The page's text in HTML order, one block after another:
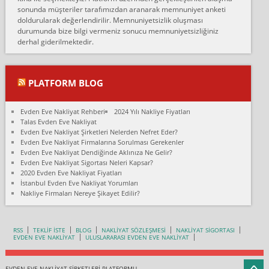
fiyatın mazoto gele...
Fatih kokmese:
Diyarbakır dan eşyamı getirtmek için anlaştım sözleşme yaptım.
Son anda fiyat artırdılar.. mecburiyetten tasittim.. bu kişiler ağrılı
Ali:
olduk. Asansörlü dediler sonra uraya asansör kurulmaz dediler
fark istediler. ortada asa...
Nimet:
Ben 2021 Ağustos ilk haftası Evimi taşıdım yani İstanbul'un bir
Mahallesi'nden bir başka Mahallesi'ne yani Ümraniye bölgesinde
oturuyorum önceleri ara...
Nimet Köse:
Merhaba ben 2021 Ağustos ilk haftası evimi Ümraniye'den Çok
Karabükden İzmir'e Karabük kardem naklyat la taşındım bir çok
sonunda müşteriler tarafımızdan aranarak memnuniyet anketi
doldurularak değerlendirilir. Memnuniyetsizlik oluşması
durumunda bize bilgi vermeniz sonucu memnuniyetsizliğiniz
derhal giderilmektedir.
PLATFORM BLOG
Evden Eve Nakliyat Rehberi
2024 Yılı Nakliye Fiyatları
Talas Evden Eve Nakliyat
Evden Eve Nakliyat Şirketleri Nelerden Nefret Eder?
Evden Eve Nakliyat Firmalarına Sorulması Gerekenler
Evden Eve Nakliyat Dendiğinde Aklınıza Ne Gelir?
Evden Eve Nakliyat Sigortası Neleri Kapsar?
2020 Evden Eve Nakliyat Fiyatları
İstanbul Evden Eve Nakliyat Yorumları
Nakliye Firmaları Nereye Şikayet Edilir?
RSS TEKLİF İSTE BLOG NAKLİYAT SÖZLEŞMESİ
NAKLİYAT SİGORTASI
EVDEN EVE NAKLİYAT
ULUSLARARASI EVDEN EVE NAKLİYAT